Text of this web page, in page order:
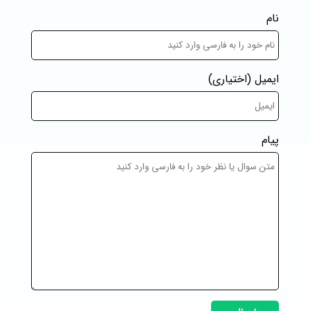
نام
ایمیل (اختیاری)
پیام